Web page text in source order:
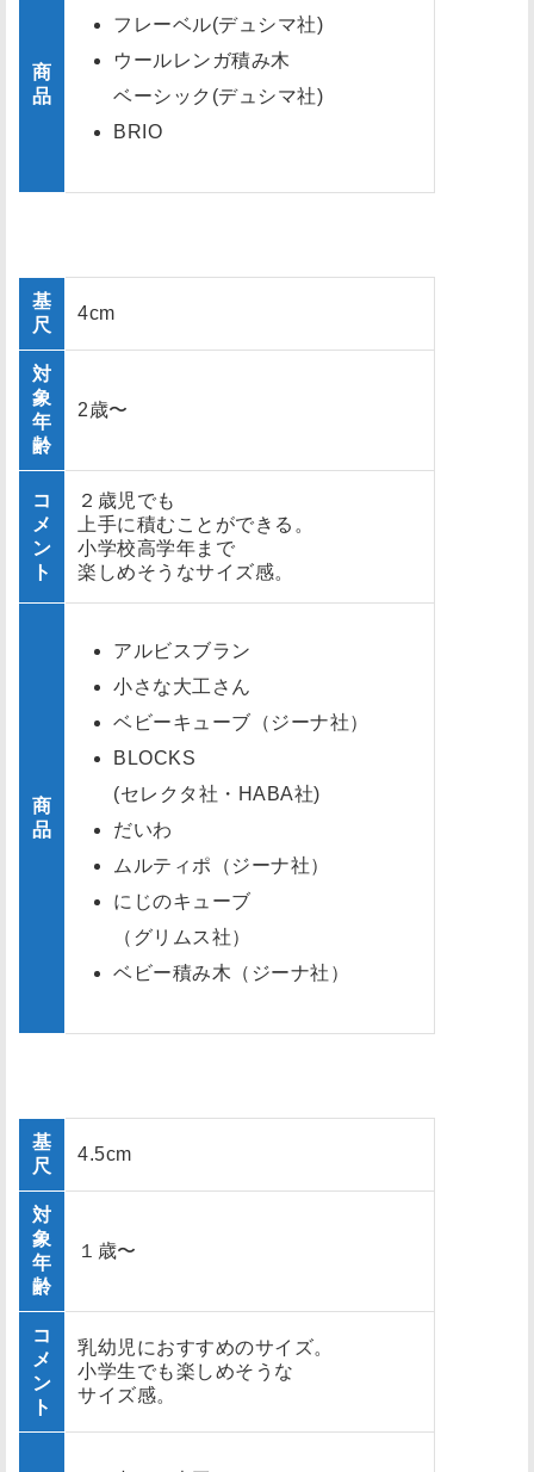
商
品
フレーベル(デュシマ社)
ウールレンガ積み木
ベーシック(デュシマ社)
BRIO
基
尺
4cm
対
象
年
齢
2歳〜
コ
メ
ン
ト
２歳児でも
上手に積むことができる。
小学校高学年まで
楽しめそうなサイズ感。
商
品
アルビスブラン
小さな大工さん
ベビーキューブ（ジーナ社）
BLOCKS
(セレクタ社・HABA社)
だいわ
ムルティポ（ジーナ社）
にじのキューブ
（グリムス社）
ベビー積み木（ジーナ社）
基
尺
4.5cm
対
象
年
齢
１歳〜
コ
メ
ン
ト
乳幼児におすすめのサイズ。
小学生でも楽しめそうな
サイズ感。